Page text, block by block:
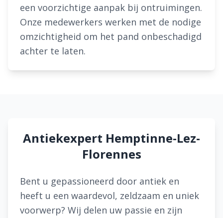
een voorzichtige aanpak bij ontruimingen.
Onze medewerkers werken met de nodige
omzichtigheid om het pand onbeschadigd
achter te laten.
Antiekexpert Hemptinne-Lez-
Florennes
Bent u gepassioneerd door antiek en
heeft u een waardevol, zeldzaam en uniek
voorwerp? Wij delen uw passie en zijn